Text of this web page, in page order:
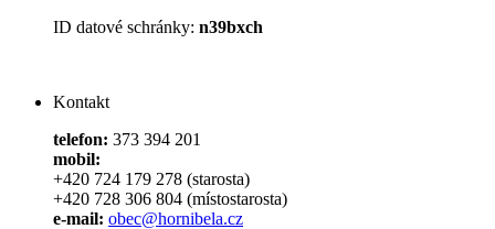
ID datové schránky: n39bxch
Kontakt
telefon: 373 394 201
mobil:
+420 724 179 278 (starosta)
+420 728 306 804 (místostarosta)
e-mail: obec@hornibela.cz